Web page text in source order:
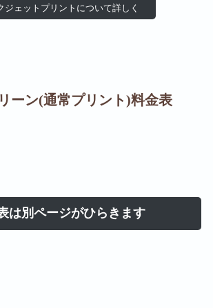
ジェットプリントについて詳しく
ーン(通常プリント)料金表
は別ページがひらきます